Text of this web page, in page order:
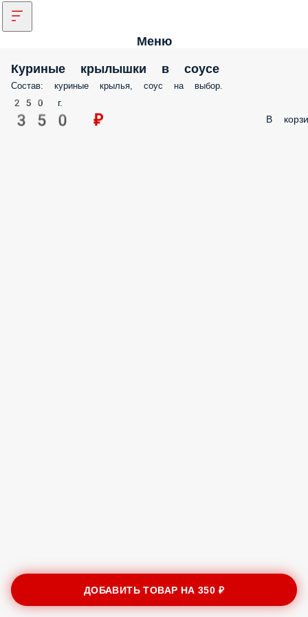
Меню
Куриные крылышки в соусе
Состав: куриные крылья, соус на выбор.
250 г.
350 ₽ В
ДОБАВИТЬ ТОВАР НА350 ₽